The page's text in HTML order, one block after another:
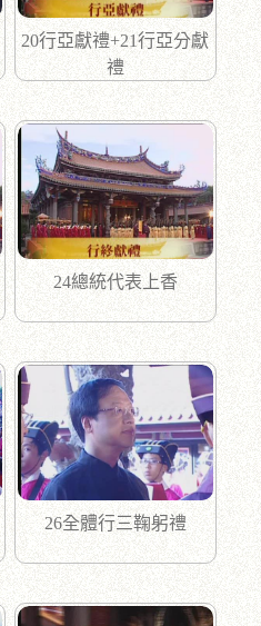
20行亞獻禮+21行亞分獻
禮
24總統代表上香
26全體行三鞠躬禮